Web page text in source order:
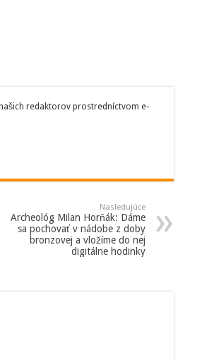
redaktorov prostredníctvom e-
Nasledujúce
Archeológ Milan Horňák: Dáme
sa pochovať v nádobe z doby
bronzovej a vložíme do nej
digitálne hodinky